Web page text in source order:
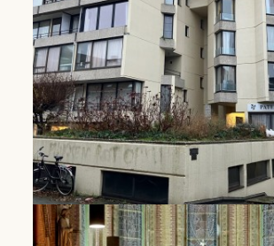
Lees Meer